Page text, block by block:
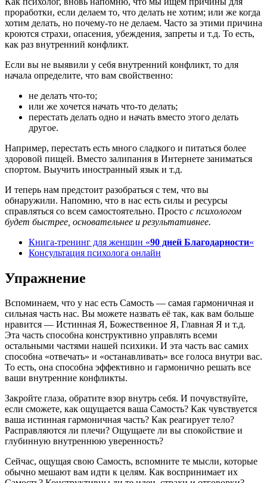
проработки, если делаем то, что делать не хотим; или же когда
хотим делать, но почему-то не делаем. Часто за этими причина
кроются страхи, опасения, убеждения, запреты и т.д. То есть,
как раз внутренний конфликт.
Если вы не выявили у себя внутренний конфликт, то для
начала определите, что вам свойственно:
не делать что-то;
или же хочется начать что-то делать;
перестать делать одно и начать вместо этого делать
другое.
Например, перестать есть много сладкого и питаться более
здоровой пищей. Вместо залипания в Интернете заниматься
спортом. Выучить иностранный язык и т.д.
И теперь нам предстоит разобраться с тем, что вы
обнаружили. Напомню, что в нас есть силы и ресурсы
справляться со всем самостоятельно. Просто с психологом
будет быстрее, основательнее и результативнее.
Книга-тренинг для женщин «90 дней Благодарности«
Консультация психолога онлайн
Упражнение
Вспоминаем, что у нас есть Самость — самая гармоничная и
сильная часть нас. Вы можете назвать её так, как вам больше
нравится — Истинная Я, Божественное Я, Главная Я и т.д.
Эта часть способна конструктивно управлять всеми
остальными частями нашей психики. И эта часть вас самих
способна «отвечать» и «останавливать» все голоса внутри вас.
То есть, она способна эффективно и гармонично решать все
ваши внутренние конфликты.
Закройте глаза, обратите взор внутрь себя. И почувствуйте,
если сможете, как ощущается ваша Самость? Как чувствуется
ваша истинная гармоничная часть? Как реагирует тело?
Расправляются ли плечи? Ощущаете ли вы спокойствие и
глубинную внутреннюю уверенность?
Сейчас, ощущая свою Самость, вспомните те мысли, которые
обычно мешают вам идти к целям. Как воспринимает их